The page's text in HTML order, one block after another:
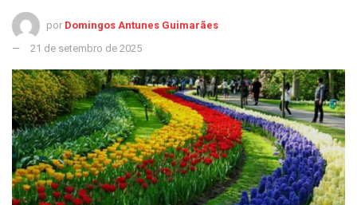
por Domingos Antunes Guimarães
21 de setembro de 2025